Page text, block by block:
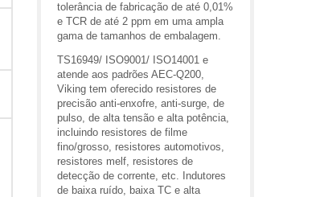
tolerância de fabricação de até 0,01%
e TCR de até 2 ppm em uma ampla
gama de tamanhos de embalagem.
TS16949/ ISO9001/ ISO14001 e
atende aos padrões AEC-Q200,
Viking tem oferecido resistores de
precisão anti-enxofre, anti-surge, de
pulso, de alta tensão e alta potência,
incluindo resistores de filme
fino/grosso, resistores automotivos,
resistores melf, resistores de
detecção de corrente, etc. Indutores
de baixa ruído, baixa TC e alta